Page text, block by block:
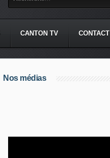
CANTON TV CONTACT
Nos médias